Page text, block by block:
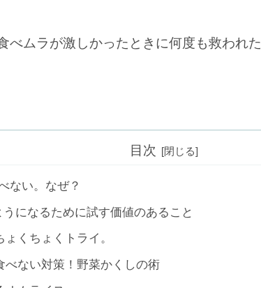
ムラが激しかったときに何度も救われ
目次
ない。なぜ？
になるために試す価値のあること
くちょくトライ。
べない対策！野菜かくしの術